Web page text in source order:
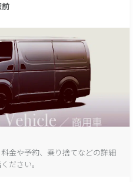
前
金や予約、乗り捨てなどの詳細
ださい。